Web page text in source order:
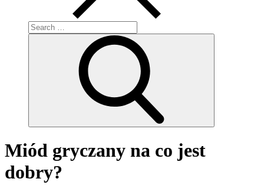
Search
for:
Miód gryczany na co jest
dobry?